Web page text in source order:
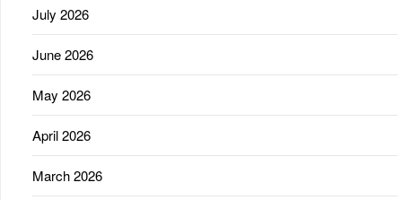
July 2026
June 2026
May 2026
April 2026
March 2026